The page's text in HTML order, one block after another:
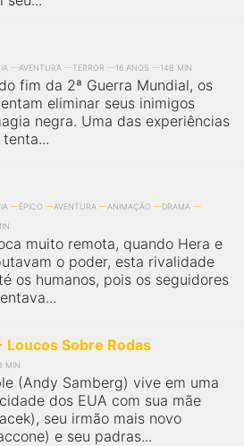
AVENTURA TERROR 16 ANOS 148 MIN
fim da 2ª Guerra Mundial, os
eliminar seus inimigos
negra. Uma das experiências
ÉPICO AVENTURA ANIMAÇÃO
DRAMA
muito remota, quando Hera e
o poder, esta rivalidade
os humanos, pois os seguidores
Loucos Sobre Rodas
MIN
(Andy Samberg) vive em uma
dos EUA com sua mãe
seu irmão mais novo
e seu padras...